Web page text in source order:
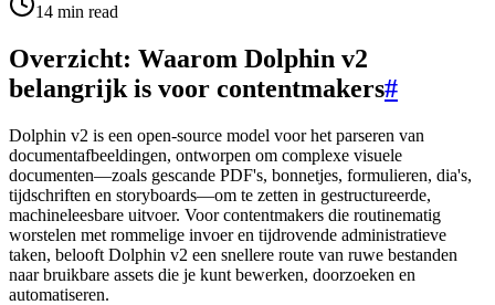
14 min read
Overzicht: Waarom Dolphin v2
belangrijk is voor contentmakers#
Dolphin v2 is een open-source model voor het parseren van
documentafbeeldingen, ontworpen om complexe visuele
documenten—zoals gescande PDF's, bonnetjes, formulieren, dia's,
tijdschriften en storyboards—om te zetten in gestructureerde,
machineleesbare uitvoer. Voor contentmakers die routinematig
worstelen met rommelige invoer en tijdrovende administratieve
taken, belooft Dolphin v2 een snellere route van ruwe bestanden
naar bruikbare assets die je kunt bewerken, doorzoeken en
automatiseren.